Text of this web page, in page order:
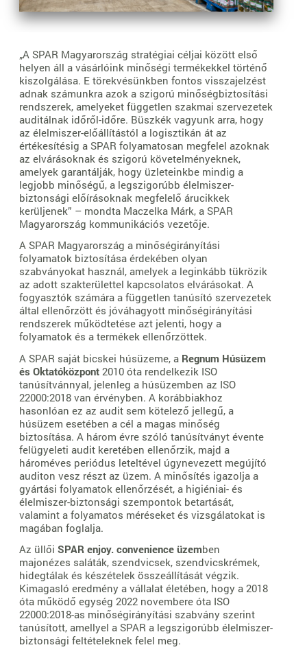
„A SPAR Magyarország stratégiai céljai között első
helyen áll a vásárlóink minőségi termékekkel történő
kiszolgálása. E törekvésünkben fontos visszajelzést
adnak számunkra azok a szigorú minőségbiztosítási
rendszerek, amelyeket független szakmai szervezetek
auditálnak időről-időre. Büszkék vagyunk arra, hogy
az élelmiszer-előállítástól a logisztikán át az
értékesítésig a SPAR folyamatosan megfelel azoknak
az elvárásoknak és szigorú követelményeknek,
amelyek garantálják, hogy üzleteinkbe mindig a
legjobb minőségű, a legszigorúbb élelmiszer-
biztonsági előírásoknak megfelelő árucikkek
kerüljenek” – mondta Maczelka Márk, a SPAR
Magyarország kommunikációs vezetője.
A SPAR Magyarország a minőségirányítási
folyamatok biztosítása érdekében olyan
szabványokat használ, amelyek a leginkább tükrözik
az adott szakterülettel kapcsolatos elvárásokat. A
fogyasztók számára a független tanúsító szervezetek
által ellenőrzött és jóváhagyott minőségirányítási
rendszerek működtetése azt jelenti, hogy a
folyamatok és a termékek ellenőrzöttek.
A SPAR saját bicskei húsüzeme, a Regnum Húsüzem
és Oktatóközpont 2010 óta rendelkezik ISO
tanúsítvánnyal, jelenleg a húsüzemben az ISO
22000:2018 van érvényben. A korábbiakhoz
hasonlóan ez az audit sem kötelező jellegű, a
húsüzem esetében a cél a magas minőség
biztosítása. A három évre szóló tanúsítványt évente
felügyeleti audit keretében ellenőrzik, majd a
hároméves periódus leteltével úgynevezett megújító
auditon vesz részt az üzem. A minősítés igazolja a
gyártási folyamatok ellenőrzését, a higiéniai- és
élelmiszer-biztonsági szempontok betartását,
valamint a folyamatos méréseket és vizsgálatokat is
magában foglalja.
Az üllői SPAR enjoy. convenience üzemben
majonézes saláták, szendvicsek, szendvicskrémek,
hidegtálak és készételek összeállítását végzik.
Kimagasló eredmény a vállalat életében, hogy a 2018
óta működő egység 2022 novembere óta ISO
22000:2018-as minőségirányítási szabvány szerint
tanúsított, amellyel a SPAR a legszigorúbb élelmiszer-
biztonsági feltételeknek felel meg.